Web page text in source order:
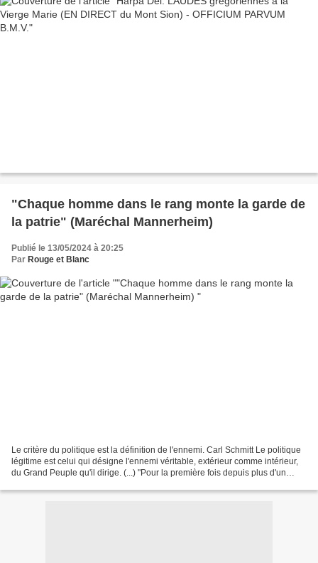
"Chaque homme dans le rang monte la garde de
la patrie" (Maréchal Mannerheim)
Publié le 13/05/2024 à 20:25
Par Rouge et Blanc
Le critère du politique est la définition de l'ennemi. Carl Schmitt Le politique
légitime est celui qui désigne l'ennemi véritable, extérieur comme intérieur,
du Grand Peuple qu'il dirige. (...) "Pour la première fois depuis plus d'un